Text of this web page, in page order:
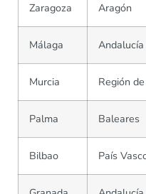
Zaragoza Aragón
Málaga Andalucía
Murcia Región
Palma Baleares
Bilbao País